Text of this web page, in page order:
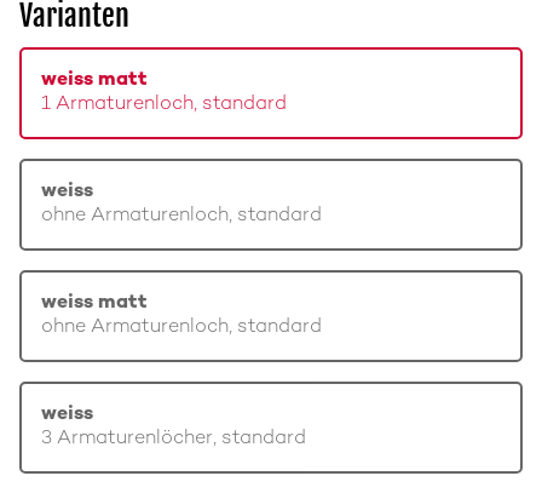
Varianten
weiss matt
1 Armaturenloch, standard
weiss
ohne Armaturenloch, standard
weiss matt
ohne Armaturenloch, standard
weiss
3 Armaturenlöcher, standard